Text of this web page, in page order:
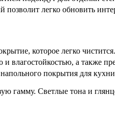
позволит легко обновить
которое легко чистится.
а также
покрытия для
гамму. Светлые тона и